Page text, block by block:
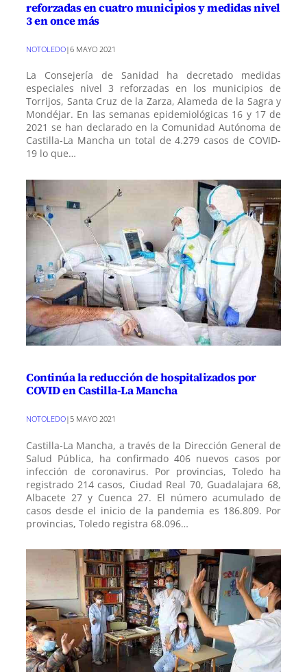
reforzadas en cuatro municipios y medidas nivel
3 en once más
NOTOLEDO|6 MAYO 2021
La Consejería de Sanidad ha decretado medidas
especiales nivel 3 reforzadas en los municipios de
Torrijos, Santa Cruz de la Zarza, Alameda de la Sagra y
Mondéjar. En las semanas epidemiológicas 16 y 17 de
2021 se han declarado en la Comunidad Autónoma de
Castilla-La Mancha un total de 4.279 casos de COVID-
19 lo que…
Continúa la reducción de hospitalizados por
COVID en Castilla-La Mancha
NOTOLEDO|5 MAYO 2021
Castilla-La Mancha, a través de la Dirección General de
Salud Pública, ha confirmado 406 nuevos casos por
infección de coronavirus. Por provincias, Toledo ha
registrado 214 casos, Ciudad Real 70, Guadalajara 68,
Albacete 27 y Cuenca 27. El número acumulado de
casos desde el inicio de la pandemia es 186.809. Por
provincias, Toledo registra 68.096…